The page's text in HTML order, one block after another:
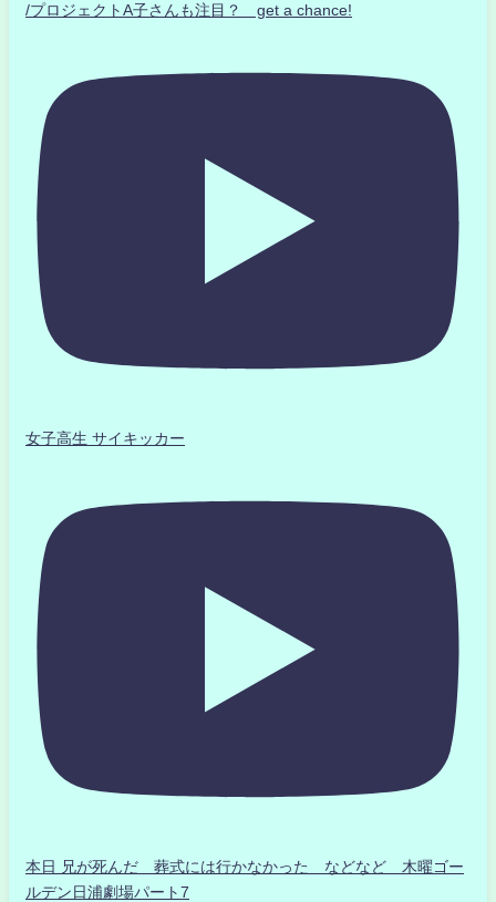
/プロジェクトA子さんも注目？ get a chance!
女子高生 サイキッカー
本日 兄が死んだ 葬式には行かなかった などなど 木曜ゴー
ルデン日浦劇場パート7